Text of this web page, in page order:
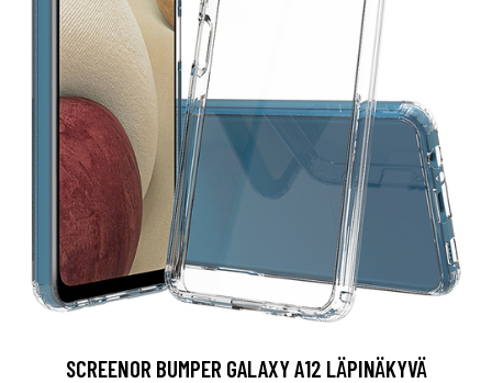
SCREENOR BUMPER GALAXY A12 LÄPINÄKYVÄ